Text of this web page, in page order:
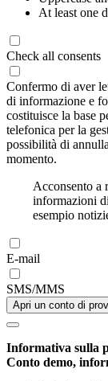
At least one
Check all consents
Confermo di aver
di informazione e
costituisce la base
telefonica per la
possibilità di
momento.
Acconsento
informazioni
esempio
E-mail
SMS/MMS
Apri un conto di
Informativa sulla
Conto demo,